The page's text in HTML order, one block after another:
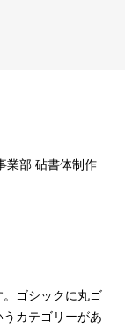
ン毛筆
業部 砧書体制作
ゴシックに丸ゴ
カテゴリーがあ